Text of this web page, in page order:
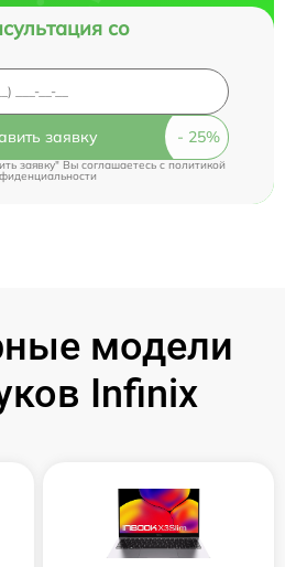
со
заявку
заявку" Вы соглашаетесь cполитикой
модели
Infinix